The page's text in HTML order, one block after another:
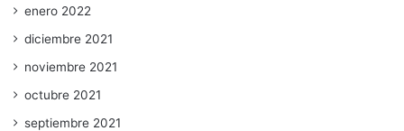
enero 2022
diciembre 2021
noviembre 2021
octubre 2021
septiembre 2021